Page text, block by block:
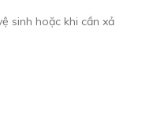
sinh hoặc khi cần xả